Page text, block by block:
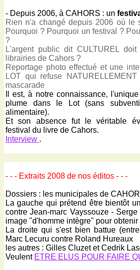
- Depuis 2006, à CAHORS : un
Rien n'a changé depuis 2006 où le
Pourquoi ? Pourquoi un festival ?
?
L'argent public dit CULTUREL
librairies de Cahors ?
Reportage photo effectué et une
LOT qui refuse
mascarade
Il est, à notre connaissance,
plume dans le Lot (sans
alimentaire).
Et son absence fut le véritable
festival du livre de Cahors.
Interview .
- - - Extraits 2008 de nos éditos - - -
Dossiers : les municipales de
La gauche qui prétend être bientôt
contre Jean-marc Vayssouze -
image "d'homme intègre" pour
La droite qui s'est bien battue
Marc Lecuru contre Roland Hureaux
les autres : Gilles Cluzet et Cedrik
Veulent ETRE ELUS POUR FAIRE